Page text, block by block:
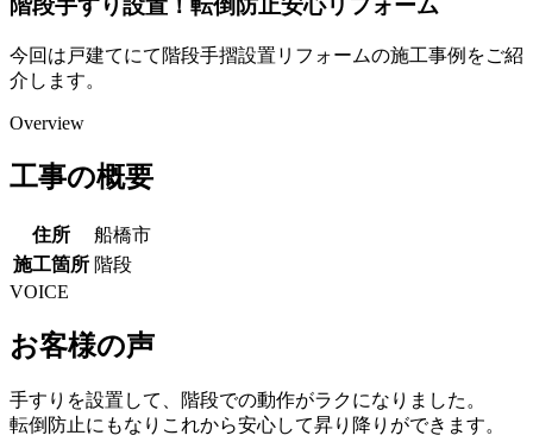
階段手すり設置！転倒防止安心リフォーム
今回は戸建てにて階段手摺設置リフォームの施工事例をご紹
介します。
Overview
工事の概要
住所
船橋市
施工箇所 階段
VOICE
お客様の声
手すりを設置して、階段での動作がラクになりました。
転倒防止にもなりこれから安心して昇り降りができます。